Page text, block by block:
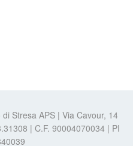
Stresa APS | Via Cavour, 14
| C.F. 90004070034 | PI